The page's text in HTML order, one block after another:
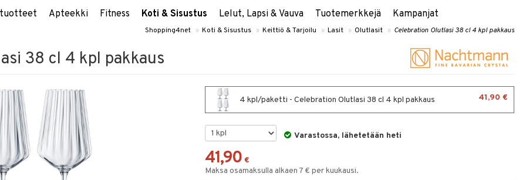
Apteekki Fitness Koti & Sisustus Lelut, Lapsi & Vauva Tuotemerkkejä Kampanjat
Shopping4net » Koti & Sisustus » Keittiö & Tarjoilu » Lasit » Olutlasit » Celebration Olutlasi 38 cl 4 kpl pakkaus
38 cl 4 kpl pakkaus
4 kpl/paketti - Celebration Olutlasi 38 cl 4 kpl pakkaus 41,90 €
Varastossa, lähetetään heti
41,90 €
Maksa osamaksulla alkaen 7 € per kuukausi.